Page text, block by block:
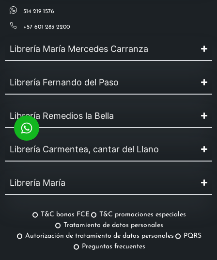
314 219 1576
+57 601 283 2200
Librería María Mercedes Carranza
Librería Fernando del Paso
Librería Remedios la Bella
Librería Carmentea, cantar del Llano
Librería María
T&C bonos FCE
T&C promociones especiales
Tratamiento de datos personales
Autorización de tratamiento de datos personales
PQRS
Preguntas frecuentes